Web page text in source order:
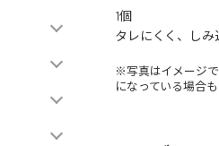
1個
タレにくく、しみ
※写真はイメージ
になっている場合